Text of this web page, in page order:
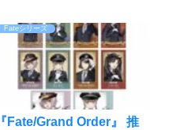
Fateシリーズ
『Fate/Grand Order』 推